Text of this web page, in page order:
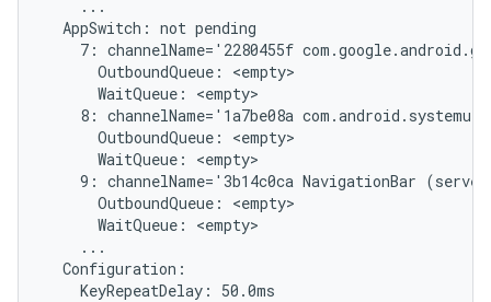
    ...
  AppSwitch: not pending
7: channelName='2280455f
      OutboundQueue: <empty>
      WaitQueue: <empty>
8: channelName='1a7be08a
      OutboundQueue: <empty>
      WaitQueue: <empty>
9: channelName='3b14c0ca NavigationBar
      OutboundQueue: <empty>
      WaitQueue: <empty>
    ...
  Configuration:
    KeyRepeatDelay: 50.0ms